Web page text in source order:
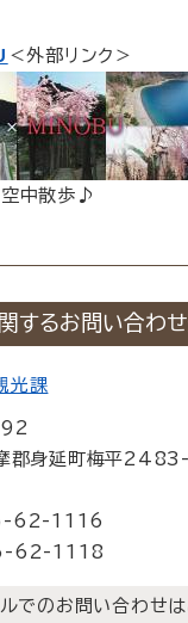
＜外部リンク＞
空中散歩♪
するお問い合わ
光課
郡身延町梅平
62-1116
62-1118
でのお問い合わせは